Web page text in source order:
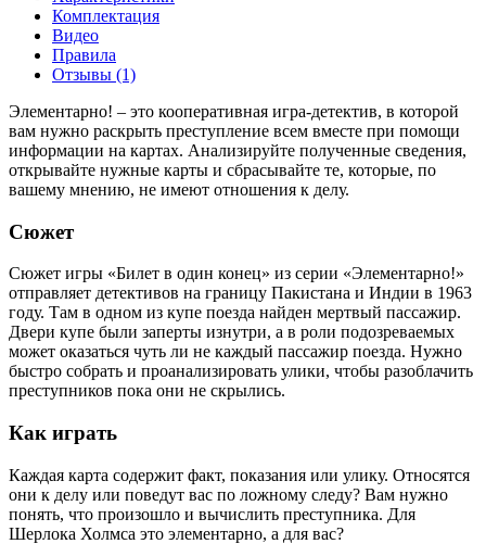
Комплектация
Видео
Правила
Отзывы (1)
Элементарно! – это кооперативная игра-детектив, в которой
вам нужно раскрыть преступление всем вместе при помощи
информации на картах. Анализируйте полученные сведения,
открывайте нужные карты и сбрасывайте те, которые, по
вашему мнению, не имеют отношения к делу.
Сюжет
Сюжет игры «Билет в один конец» из серии «Элементарно!»
отправляет детективов на границу Пакистана и Индии в 1963
году. Там в одном из купе поезда найден мертвый пассажир.
Двери купе были заперты изнутри, а в роли подозреваемых
может оказаться чуть ли не каждый пассажир поезда. Нужно
быстро собрать и проанализировать улики, чтобы разоблачить
преступников пока они не скрылись.
Как играть
Каждая карта содержит факт, показания или улику. Относятся
они к делу или поведут вас по ложному следу? Вам нужно
понять, что произошло и вычислить преступника. Для
Шерлока Холмса это элементарно, а для вас?